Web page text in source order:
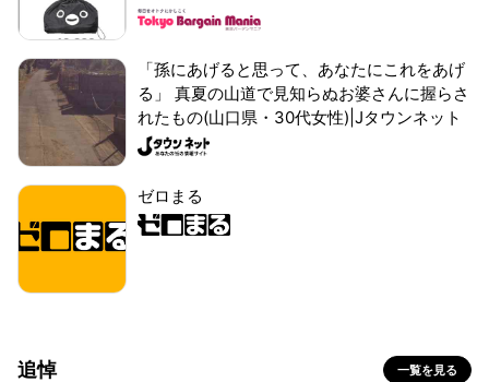
「孫にあげると思って、あなたにこれをあげ
る」 真夏の山道で見知らぬお婆さんに握らさ
れたもの(山口県・30代女性)|Jタウンネット
ゼロまる
追悼 一覧を見る